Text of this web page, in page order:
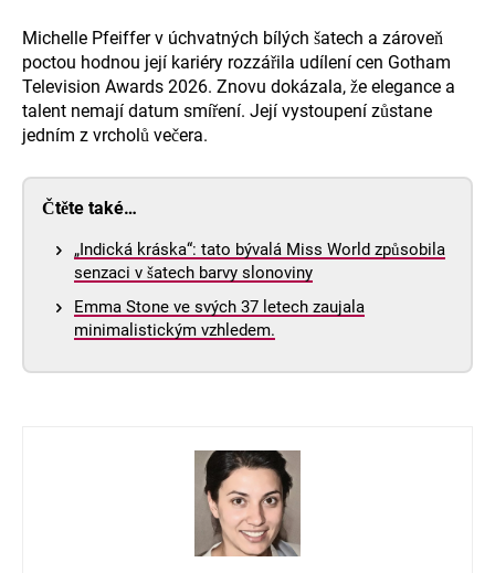
Michelle Pfeiffer v úchvatných bílých šatech a zároveň
poctou hodnou její kariéry rozzářila udílení cen Gotham
Television Awards 2026. Znovu dokázala, že elegance a
talent nemají datum smíření. Její vystoupení zůstane
jedním z vrcholů večera.
Čtěte také…
„Indická kráska“: tato bývalá Miss World způsobila
senzaci v šatech barvy slonoviny
Emma Stone ve svých 37 letech zaujala
minimalistickým vzhledem.